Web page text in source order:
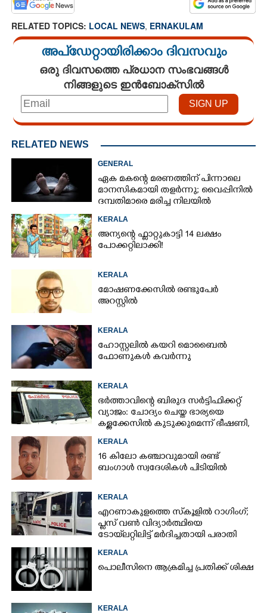
RELATED TOPICS: LOCAL NEWS, ERNAKULAM
അപ്ഡേറ്റായിരിക്കാം ദിവസവും
ഒരു ദിവസത്തെ പ്രധാന സംഭവങ്ങൾ
നിങ്ങളുടെ ഇൻബോക്സിൽ
RELATED NEWS
GENERAL
ഏക മകന്റെ മരണത്തിന് പിന്നാലെ
മാനസികമായി തളർന്നു; വൈപ്പിനിൽ
ദമ്പതിമാരെ മരിച്ച നിലയിൽ
KERALA
അന്യന്റെ ഫ്ലാറ്റുകാട്ടി 14 ലക്ഷം
പോക്കറ്റിലാക്കി!
KERALA
മോഷണക്കേസിൽ രണ്ടുപേർ
അറസ്റ്റിൽ
KERALA
ഹോസ്റ്റലിൽ കയറി മൊബൈൽ
ഫോണുകൾ കവർന്നു
KERALA
ഭർത്താവിന്റെ ബിരുദ സർട്ടിഫിക്കറ്റ്
വ്യാജം: ചോദ്യം ചെയ്ത ഭാര്യയെ
കള്ളക്കേസിൽ കുടുക്കുമെന്ന് ഭീഷണി,
KERALA
16 കിലോ കഞ്ചാവുമായി രണ്ട്
ബംഗാൾ സ്വദേശികൾ പിടിയിൽ
KERALA
എറണാകുളത്തെ സ്‌കൂളിൽ റാഗിംഗ്;
പ്ലസ് വൺ വിദ്യാർത്ഥിയെ
ടോയ്‌ലറ്റിലിട്ട് മർദിച്ചതായി പരാതി
KERALA
പൊലീസിനെ ആക്രമിച്ച പ്രതിക്ക് ശിക്ഷ
KERALA